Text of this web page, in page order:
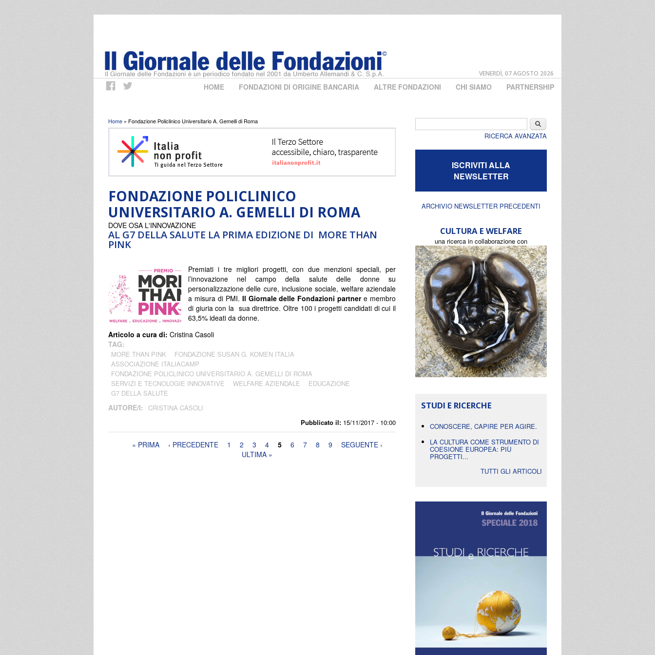
VENERDÌ, 07 AGOSTO 2026
HOME FONDAZIONI DI ORIGINE BANCARIA ALTRE FONDAZIONI CHI SIAMO PARTNERSHIP
Tu sei qui
Home » Fondazione Policlinico Universitario A. Gemelli di Roma
FONDAZIONE POLICLINICO
UNIVERSITARIO A. GEMELLI DI ROMA
AL G7 DELLA SALUTE LA PRIMA EDIZIONE DI MORE THAN
PINK
Pubblicato il: 15/11/2017 - 10:00
DOVE OSA L'INNOVAZIONE
Premiati i tre migliori progetti, con due menzioni speciali, per
l’innovazione nel campo della salute delle donne su
personalizzazione delle cure, inclusione sociale, welfare aziendale
a misura di PMI. Il Giornale delle Fondazioni partnere membro
di giuria con la sua direttrice. Oltre 100 i progetti candidati di cui il
63,5% ideati da donne.
Articolo a cura di: Cristina Casoli
TAG:
MORE THAN PINK
FONDAZIONE SUSAN G. KOMEN ITALIA
ASSOCIAZIONE ITALIACAMP
FONDAZIONE POLICLINICO UNIVERSITARIO A. GEMELLI DI ROMA
SERVIZI E TECNOLOGIE INNOVATIVE
WELFARE AZIENDALE
EDUCAZIONE
G7 DELLA SALUTE
AUTORE/I: CRISTINA CASOLI
Pagine« PRIMA ‹ PRECEDENTE 1 2 3 4 5 6 7 8 9
SEGUENTE ›
ULTIMA »
Cerca
RICERCA AVANZATA
ISCRIVITI ALLA
NEWSLETTER
ARCHIVIO NEWSLETTER PRECEDENTI
CULTURA E WELFARE
una ricerca in collaborazione con
STUDI E RICERCHE
CONOSCERE, CAPIRE PER AGIRE.
LA CULTURA COME STRUMENTO DI
COESIONE EUROPEA: PIÙ
PROGETTI...
TUTTI GLI ARTICOLI